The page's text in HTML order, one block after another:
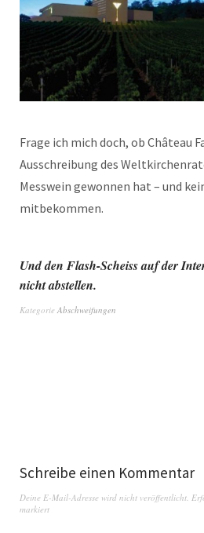
Frage ich mich doch, ob Château
Ausschreibung des
Messwein gewonnen hat – und
mitbekommen.
Und den Flash-Scheiss auf der
nicht abstellen.
Kategorie Abschweifungen
Schreibe einen Kommentar
Deine E-Mail-Adresse wird nicht veröffentlicht.
markiert